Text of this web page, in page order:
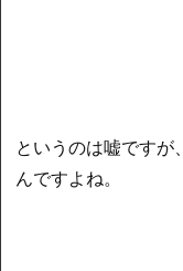
というのは嘘ですが
んですよね。